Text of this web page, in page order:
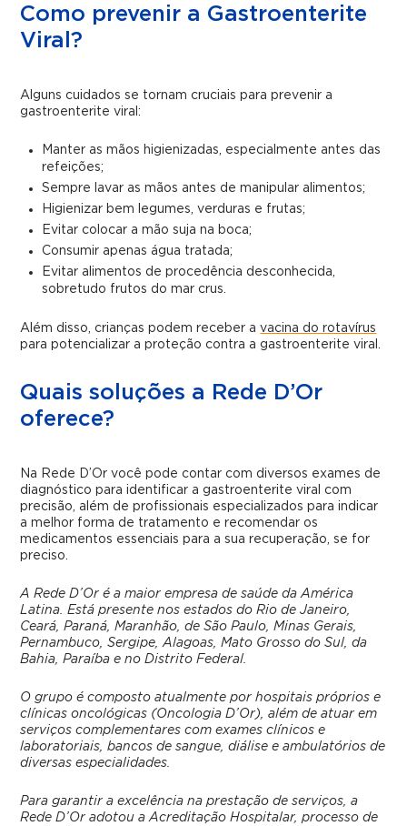
Como prevenir a Gastroenterite
Viral?
Alguns cuidados se tornam cruciais para prevenir a
gastroenterite viral:
Manter as mãos higienizadas, especialmente antes das
refeições;
Sempre lavar as mãos antes de manipular alimentos;
Higienizar bem legumes, verduras e frutas;
Evitar colocar a mão suja na boca;
Consumir apenas água tratada;
Evitar alimentos de procedência desconhecida,
sobretudo frutos do mar crus.
Além disso, crianças podem receber avacina do rotavírus
para potencializar a proteção contra a gastroenterite viral.
Quais soluções a Rede D’Or
oferece?
Na Rede D’Or você pode contar com diversos exames de
diagnóstico para identificar a gastroenterite viral com
precisão, além de profissionais especializados para indicar
a melhor forma de tratamento e recomendar os
medicamentos essenciais para a sua recuperação, se for
preciso.
A Rede D’Or é a maior empresa de saúde da América
Latina. Está presente nos estados do Rio de Janeiro,
Ceará, Paraná, Maranhão, de São Paulo, Minas Gerais,
Pernambuco, Sergipe, Alagoas, Mato Grosso do Sul, da
Bahia, Paraíba e no Distrito Federal.
O grupo é composto atualmente por hospitais próprios e
clínicas oncológicas (Oncologia D’Or), além de atuar em
serviços complementares com exames clínicos e
laboratoriais, bancos de sangue, diálise e ambulatórios de
diversas especialidades.
Para garantir a excelência na prestação de serviços, a
Rede D’Or adotou a Acreditação Hospitalar, processo de